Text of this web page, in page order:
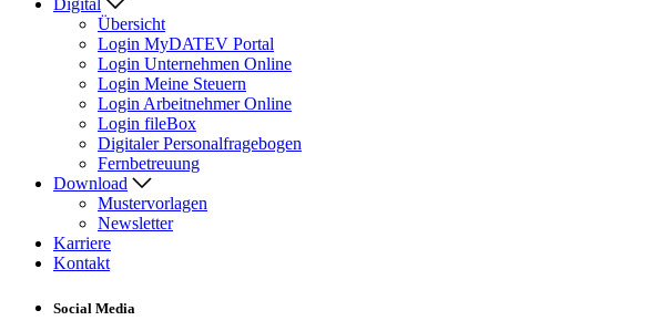
Digital
Übersicht
Login MyDATEV Portal
Login Unternehmen Online
Login Meine Steuern
Login Arbeitnehmer Online
Login fileBox
Digitaler Personalfragebogen
Fernbetreuung
Download
Mustervorlagen
Newsletter
Karriere
Kontakt
Social Media